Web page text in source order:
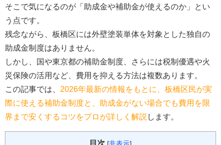
そこで気になるのが「助成金や補助金が使えるのか」とい
う点です。
残念ながら、板橋区には外壁塗装単体を対象とした独自の
助成金制度はありません。
しかし、国や東京都の補助金制度、さらには税制優遇や火
災保険の活用など、費用を抑える方法は複数あります。
この記事では、 2026年最新の情報をもとに、板橋区民が実
際に使える補助金制度と、助成金がない場合でも費用を限
界まで安くするコツをプロが詳しく解説 します。